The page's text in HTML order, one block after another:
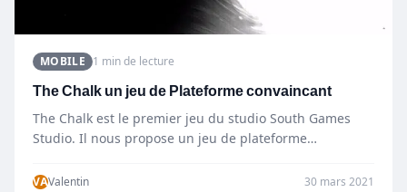
MOBILE 1 min de lecture
The Chalk un jeu de Plateforme convaincant
The Chalk est le premier jeu du studio South Games
Studio. Il nous propose un jeu de plateforme…
VAValentin 30 mars 2021